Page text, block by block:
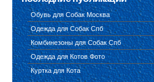
Обувь для Собак Москва
Одежда для Собак Спб
Комбинезоны для Собак Спб
Одежда для Котов Фото
Куртка для Кота